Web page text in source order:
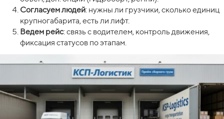
Согласуем людей: нужны ли грузчики, сколько единиц
крупногабарита, есть ли лифт.
Ведем рейс: связь с водителем, контроль движения,
фиксация статусов по этапам.